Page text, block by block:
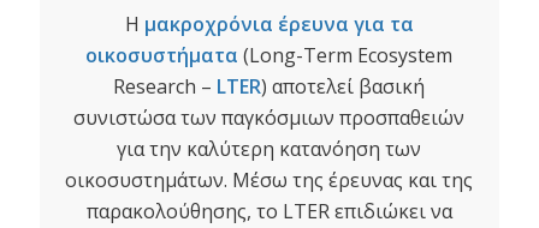
Η μακροχρόνια έρευνα για τα
οικοσυστήματα (Long-Term Ecosystem
Research – LTER) αποτελεί βασική
συνιστώσα των παγκόσμιων προσπαθειών
για την καλύτερη κατανόηση των
οικοσυστημάτων. Μέσω της έρευνας και της
παρακολούθησης, το LTER επιδιώκει να